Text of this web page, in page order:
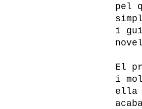
pel
i
El
i
ella